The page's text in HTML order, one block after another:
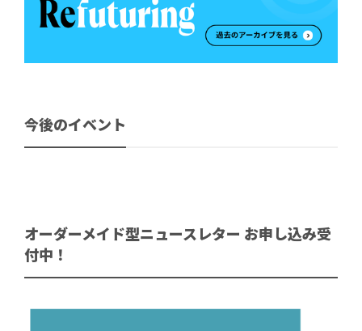
今後のイベント
オーダーメイド型ニュースレター お申し込み受
付中！